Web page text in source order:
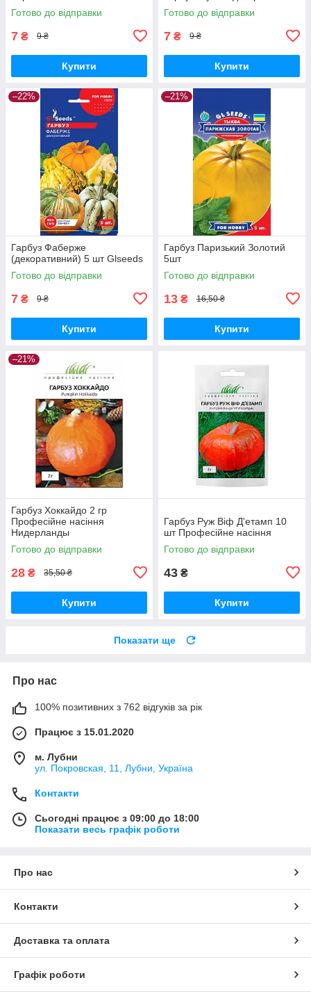
Готово до відправки
7 ₴ 9 ₴
Купити
Готово до відправки
7 ₴ 9 ₴
Купити
–22%
Гарбуз Фаберже
(декоративний) 5 шт Glseeds
Готово до відправки
7 ₴ 9 ₴
Купити
–21%
Гарбуз Паризький Золотий
5шт
Готово до відправки
13 ₴ 16,50 ₴
Купити
–21%
Гарбуз Хоккайдо 2 гр
Професійне насіння
Нидерланды
Готово до відправки
28 ₴ 35,50 ₴
Купити
Гарбуз Руж Віф Д'етамп 10
шт Професійне насіння
Готово до відправки
43 ₴
Купити
Показати ще
Про нас
100% позитивних з 762 відгуків за рік
Працює з 15.01.2020
м. Лубни
ул. Покровская, 11, Лубни, Україна
Контакти
Сьогодні працює з 09:00 до 18:00
Показати весь графік роботи
Про нас
Контакти
Доставка та оплата
Графік роботи